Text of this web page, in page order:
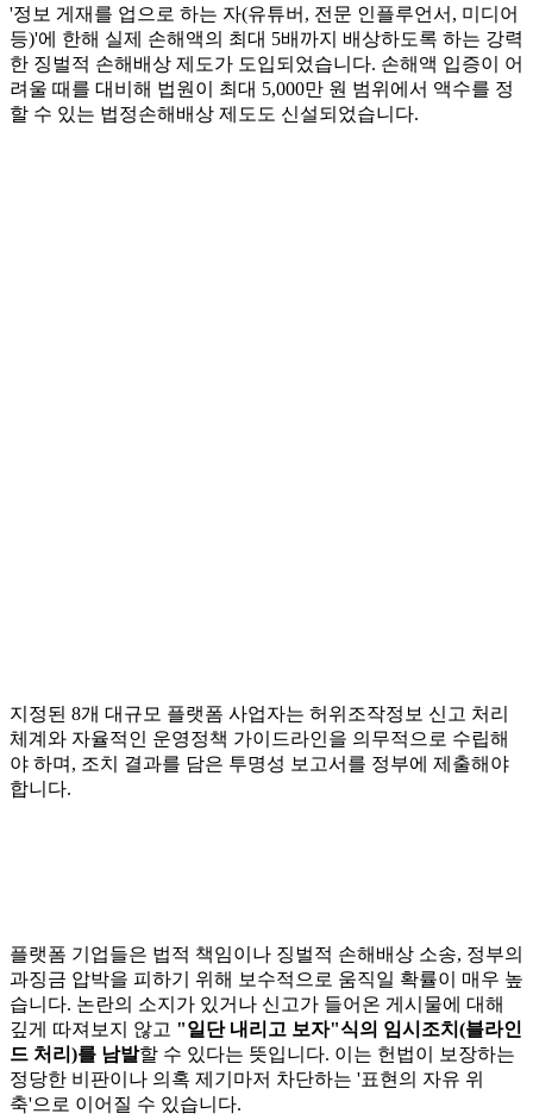
'정보 게재를 업으로 하는 자(유튜버, 전문 인플루언서, 미디어
등)'에 한해 실제 손해액의 최대 5배까지 배상하도록 하는 강력
한 징벌적 손해배상 제도가 도입되었습니다. 손해액 입증이 어
려울 때를 대비해 법원이 최대 5,000만 원 범위에서 액수를 정
할 수 있는 법정손해배상 제도도 신설되었습니다.
지정된 8개 대규모 플랫폼 사업자는 허위조작정보 신고 처리
체계와 자율적인 운영정책 가이드라인을 의무적으로 수립해
야 하며, 조치 결과를 담은 투명성 보고서를 정부에 제출해야
합니다.
플랫폼 기업들은 법적 책임이나 징벌적 손해배상 소송, 정부의
과징금 압박을 피하기 위해 보수적으로 움직일 확률이 매우 높
습니다. 논란의 소지가 있거나 신고가 들어온 게시물에 대해
깊게 따져보지 않고 "일단 내리고 보자"식의 임시조치(블라인
드 처리)를 남발할 수 있다는 뜻입니다. 이는 헌법이 보장하는
정당한 비판이나 의혹 제기마저 차단하는 '표현의 자유 위
축'으로 이어질 수 있습니다.